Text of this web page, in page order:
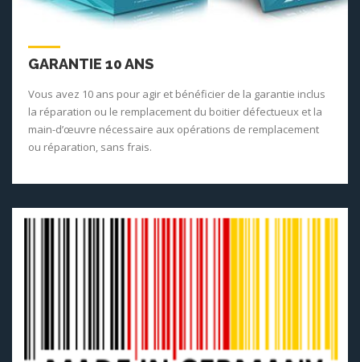
GARANTIE 10 ANS
Vous avez 10 ans pour agir et bénéficier de la garantie inclus
la réparation ou le remplacement du boitier défectueux et la
main-d’œuvre nécessaire aux opérations de remplacement
ou réparation, sans frais.